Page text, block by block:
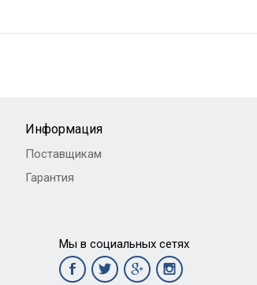
Информация
Поставщикам
Гарантия
Мы в социальных сетях